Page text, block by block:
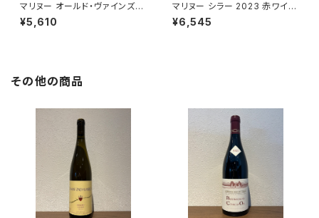
マリヌー オールド・ヴァインズ
ホワイト 2024 白ワイン 南アフ
リカ スワートランド 750ml
¥5,610
マリヌー シラー 2023 赤ワイン
南アフリカ スワートランド 750
ml
¥6,545
その他の商品